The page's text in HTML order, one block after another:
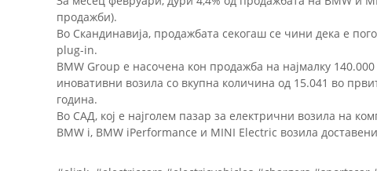
продажби).
Во Скандинавија, продажбата секогаш се чини дека е
plug-in.
BMW Group е насочена кон продажба на најмалку
иновативни возила со вкупна количина од 15.041 во
година.
Во САД, кој е најголем пазар за електрични возила на
BMW i, BMW iPerformance и MINI Electric возила